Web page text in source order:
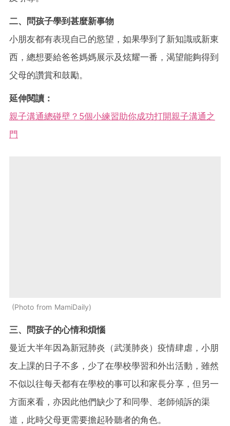
二、問孩子學到甚麼新事物
小朋友都有表現自己的慾望，如果學到了新知識或新東
西，總想要給爸爸媽媽展示及炫耀一番，渴望能夠得到
父母的讚賞和鼓勵。
延伸閱讀：
親子溝通總碰壁？5個小練習助你成功打開親子溝通之
門
Photo from MamiDaily
三、問孩子的心情和煩惱
曼近大半年因為新冠肺炎（武漢肺炎）疫情肆虐，小朋
友上課的日子不多，少了在學校學習和外出活動，雖然
不似以往每天都有在學校的事可以和家長分享，但另一
方面來看，亦因此他們缺少了和同學、老師傾訴的渠
道，此時父母更需要擔起聆聽者的角色。